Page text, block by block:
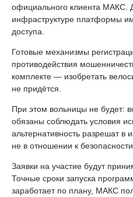
официального клиента МАКС.
инфраструктуре платформы
доступа.
Готовые механизмы
противодействия
комплекте — изобретать
не придётся.
При этом вольницы не будет:
обязаны соблюдать условия
альтернативность разрешат в
не в отношении к безопасности.
Заявки на участие будут
Точные сроки запуска
заработает по плану, МАКС